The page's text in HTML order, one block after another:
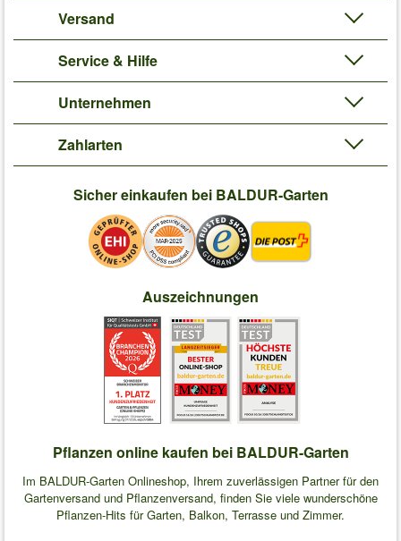
Versand
Service & Hilfe
Unternehmen
Zahlarten
Sicher einkaufen bei BALDUR-Garten
Auszeichnungen
Pflanzen online kaufen bei BALDUR-Garten
Im BALDUR-Garten Onlineshop, Ihrem zuverlässigen Partner für den
Gartenversand und Pflanzenversand, finden Sie viele wunderschöne
Pflanzen-Hits für Garten, Balkon, Terrasse und Zimmer.